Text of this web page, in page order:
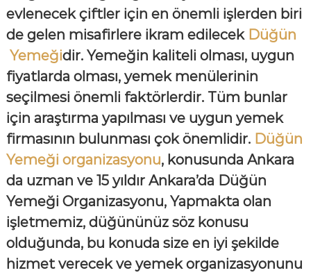
evlenecek çiftler için en önemli işlerden biri
de gelen misafirlere ikram edilecek Düğün
Yemeğidir. Yemeğin kaliteli olması, uygun
fiyatlarda olması, yemek menülerinin
seçilmesi önemli faktörlerdir. Tüm bunlar
için araştırma yapılması ve uygun yemek
firmasının bulunması çok önemlidir. Düğün
Yemeği organizasyonu, konusunda Ankara
da uzman ve 15 yıldır Ankara’da Düğün
Yemeği Organizasyonu, Yapmakta olan
işletmemiz, düğününüz söz konusu
olduğunda, bu konuda size en iyi şekilde
hizmet verecek ve yemek organizasyonunu